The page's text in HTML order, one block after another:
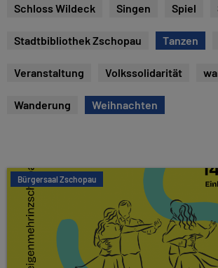
Schloss Wildeck Singen Spiel
Stadtbibliothek Zschopau Tanzen
Veranstaltung Volkssolidarität
Wanderung Weihnachten
Bürgersaal Zschopau